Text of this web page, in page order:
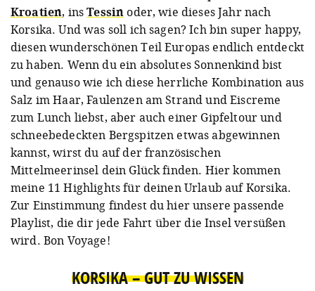
Kroatien, insTessin oder, wie dieses Jahr nach
Korsika. Und was soll ich sagen? Ich bin super happy,
diesen wunderschönen Teil Europas endlich entdeckt
zu haben. Wenn du ein absolutes Sonnenkind bist
und genauso wie ich diese herrliche Kombination aus
Salz im Haar, Faulenzen am Strand und Eiscreme
zum Lunch liebst, aber auch einer Gipfeltour und
schneebedeckten Bergspitzen etwas abgewinnen
kannst, wirst du auf der französischen
Mittelmeerinsel dein Glück finden. Hier kommen
meine 11 Highlights für deinen Urlaub auf Korsika.
Zur Einstimmung findest du hier unsere passende
Playlist, die dir jede Fahrt über die Insel versüßen
wird. Bon Voyage!
KORSIKA – GUT ZU WISSEN